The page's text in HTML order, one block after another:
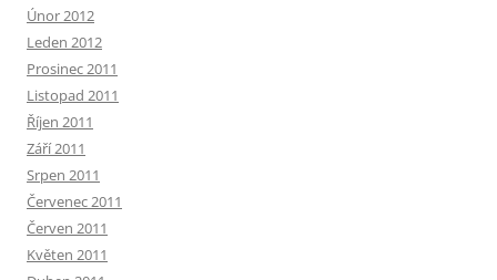
Únor 2012
Leden 2012
Prosinec 2011
Listopad 2011
Říjen 2011
Září 2011
Srpen 2011
Červenec 2011
Červen 2011
Květen 2011